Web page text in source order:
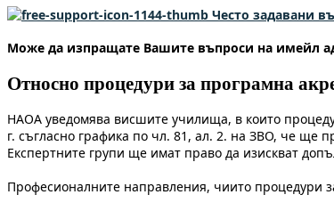
Често задавани
Може да изпращате Вашите въпроси на имейл
Относно процедури за програмна
НАОА уведомява висшите училища, в които
г. съгласно графика по чл. 81, ал. 2. на ЗВО, че ще
Експертните групи ще имат право да изискват
Професионалните направления, чиито процедури